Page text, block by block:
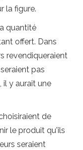
la figure.
quantité
offert. Dans
revendiqueraient
pas
il y aurait une
de
le produit qu'ils
seraient